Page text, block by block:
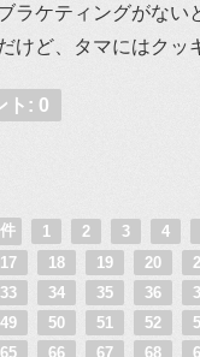
ラケティングがない
けど、タマにはクッ
ト: 0
1 2 3 4
17 18 19 20
33 34 35 36
49 50 51 52
65 66 67 68